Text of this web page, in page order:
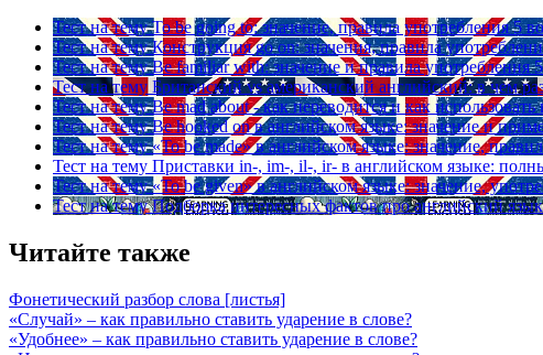
Тест на тему To be going to: значение, правила употребления 5
Тест на тему Конструкция go on: значения, правила
Тест на тему Be familiar with: значение и правила употребления
Тест на тему Британский vs американский английский: в чем
Тест на тему Be mad about - как переводится и как использовать
Тест на тему Be hooked on в английском языке: значение и
Тест на тему «To be made» в английском языке: значение,
Тест на тему Приставки in-, im-, il-, ir- в английском языке:
Тест на тему «To be given» в английском языке: значение,
Тест на тему Подборка интересных фактов про английский язык
Читайте также
Фонетический разбор слова [листья]
«Случай» – как правильно ставить ударение в слове?
«Удобнее» – как правильно ставить ударение в слове?